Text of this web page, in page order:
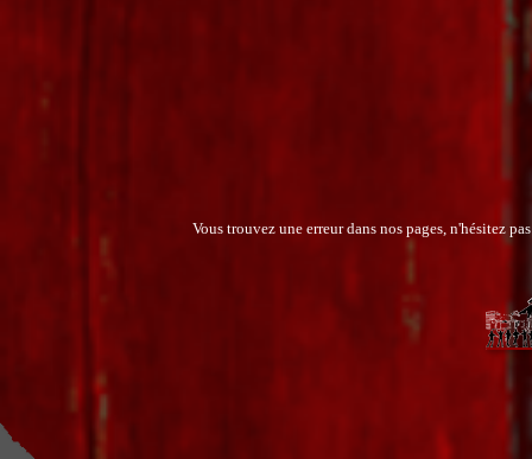
Vous trouvez une erreur dans nos pages, n'hésitez